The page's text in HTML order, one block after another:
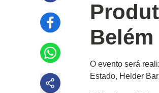
Belém
O evento será
Estado, Helder